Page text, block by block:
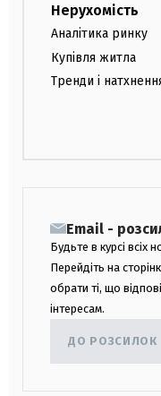
Нерухомість
Аналітика ринку
Купівля житла
Тренди і
Email -
Будьте в курсі всіх
Перейдіть на
обрати ті, що
інтересам.
ДО РОЗСИЛОК